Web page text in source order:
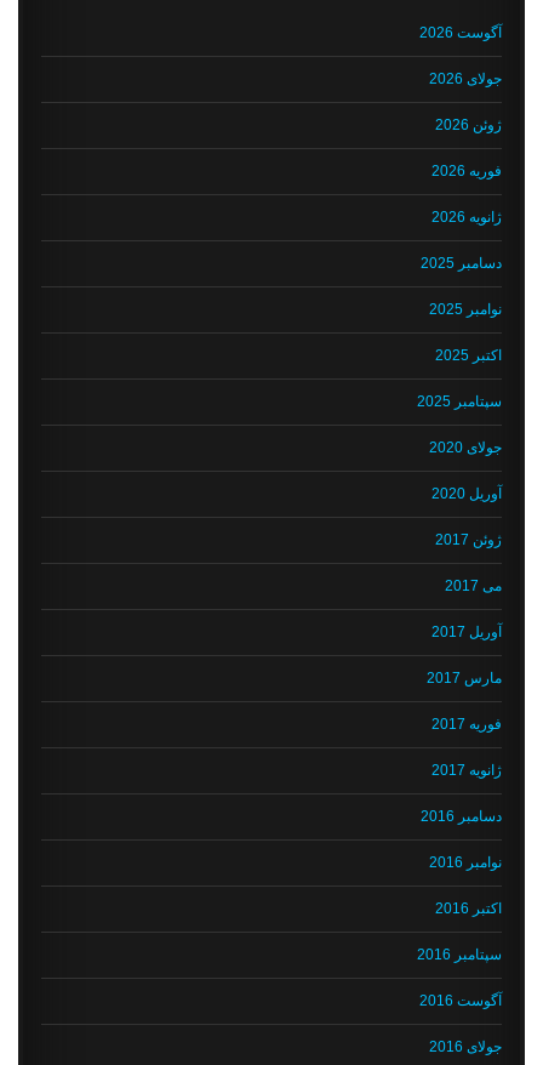
آگوست 2026
جولای 2026
ژوئن 2026
فوریه 2026
ژانویه 2026
دسامبر 2025
نوامبر 2025
اکتبر 2025
سپتامبر 2025
جولای 2020
آوریل 2020
ژوئن 2017
می 2017
آوریل 2017
مارس 2017
فوریه 2017
ژانویه 2017
دسامبر 2016
نوامبر 2016
اکتبر 2016
سپتامبر 2016
آگوست 2016
جولای 2016